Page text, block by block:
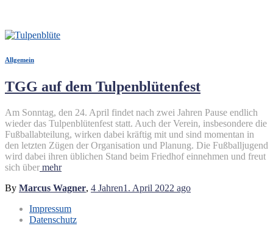
Allgemein
TGG auf dem Tulpenblütenfest
Am Sonntag, den 24. April findet nach zwei Jahren Pause endlich
wieder das Tulpenblütenfest statt. Auch der Verein, insbesondere die
Fußballabteilung, wirken dabei kräftig mit und sind momentan in
den letzten Zügen der Organisation und Planung. Die Fußballjugend
wird dabei ihren üblichen Stand beim Friedhof einnehmen und freut
sich über mehr
By Marcus Wagner, 4 Jahren1. April 2022 ago
Impressum
Datenschutz